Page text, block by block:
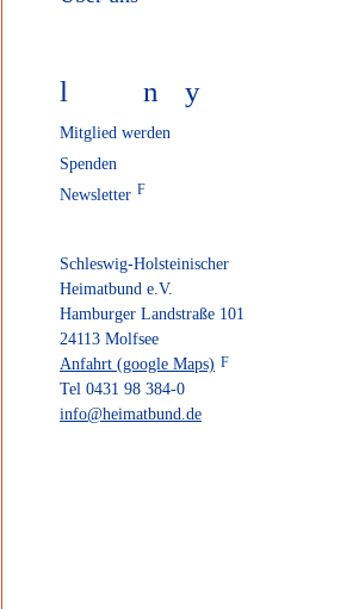
l n y
Mitglied werden
Spenden
Newsletter
Schleswig-Holsteinischer
Heimatbund e.V.
Hamburger Landstraße 101
24113 Molfsee
Anfahrt (google Maps)
Tel 0431 98 384-0
info@heimatbund.de